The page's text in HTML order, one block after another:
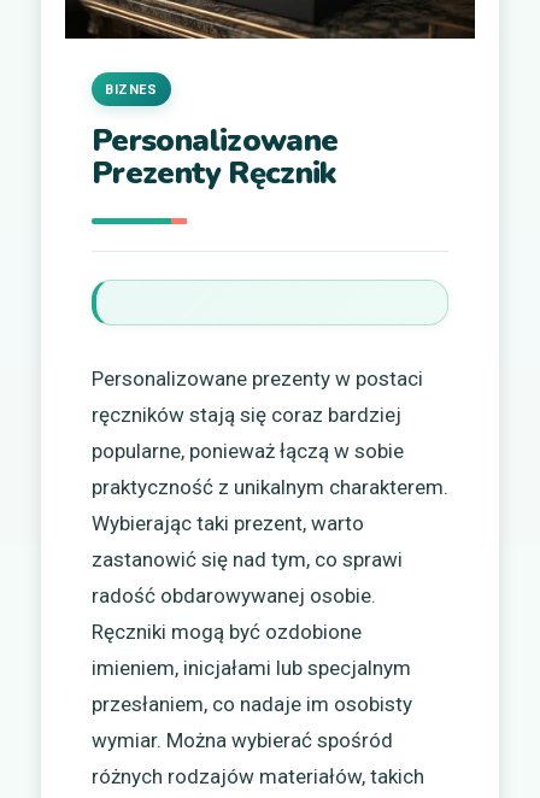
Personalizowane
Prezenty Ręcznik
BIZNES
Personalizowane prezenty w postaci
ręczników stają się coraz bardziej
popularne, ponieważ łączą w sobie
praktyczność z unikalnym charakterem.
Wybierając taki prezent, warto
zastanowić się nad tym, co sprawi
radość obdarowywanej osobie.
Ręczniki mogą być ozdobione
imieniem, inicjałami lub specjalnym
przesłaniem, co nadaje im osobisty
wymiar. Można wybierać spośród
różnych rodzajów materiałów, takich